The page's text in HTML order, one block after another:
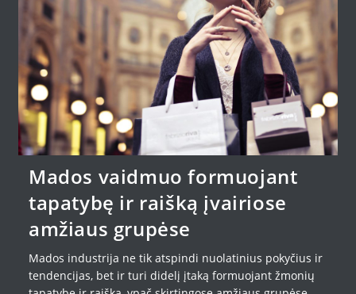
Mados vaidmuo formuojant
tapatybę ir raišką įvairiose
amžiaus grupėse
Mados industrija ne tik atspindi nuolatinius pokyčius ir
tendencijas, bet ir turi didelį įtaką formuojant žmonių